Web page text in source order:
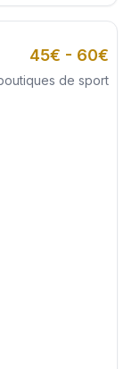
45€ - 60€
de sport